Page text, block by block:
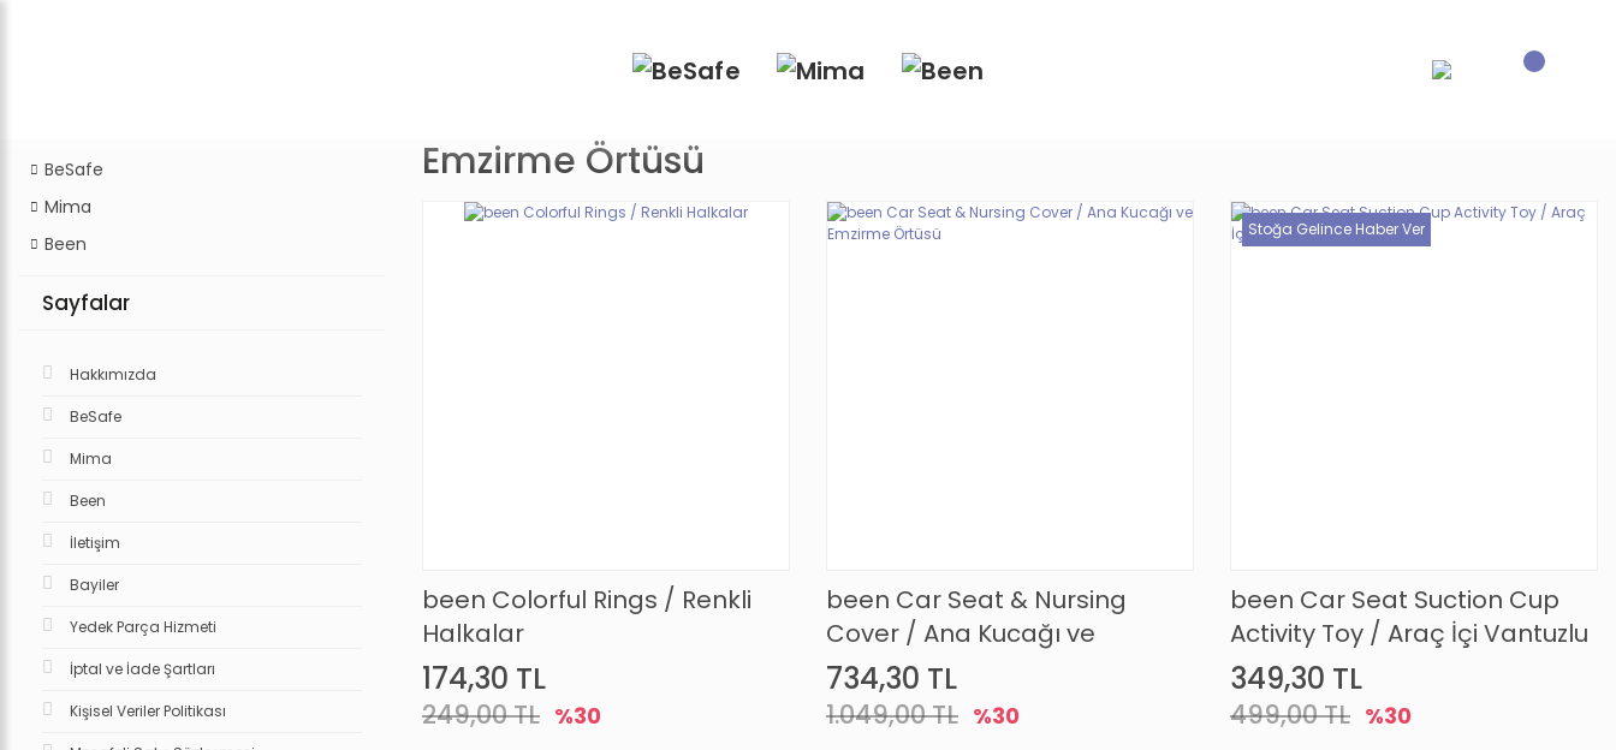
BeSafe
Mima
Been
Sayfalar
Hakkımızda
BeSafe
Mima
Been
İletişim
Bayiler
Yedek Parça Hizmeti
İptal ve İade Şartları
Kişisel Veriler Politikası
Emzirme Örtüsü
been Colorful Rings / Renkli
Halkalar
174,30 TL
249,00 TL %30
been Car Seat & Nursing
Cover / Ana Kucağı ve
Emzirme Örtüsü
734,30 TL
1.049,00 TL %30
Stoğa Gelince Haber Ver
been Car Seat Suction Cup
Activity Toy / Araç İçi Vantuzlu
Oyuncak
349,30 TL
499,00 TL %30